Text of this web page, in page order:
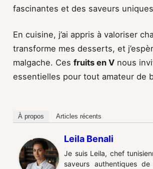
fascinantes et des saveurs
En cuisine, j’ai appris à valoriser
transforme mes desserts, et
malgache. Ces fruits en V nous
essentielles pour tout amateur de
À propos Articles récents
Leila Benali
Je suis Leila, chef
saveurs authentiques